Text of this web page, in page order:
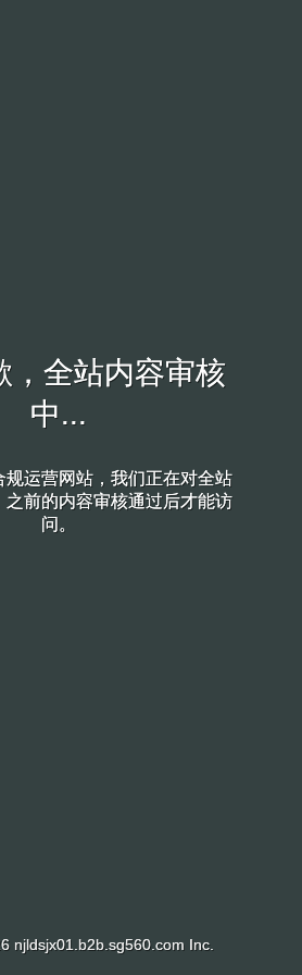
，全站内容审核
中...
规运营网站，我们正在对全站
之前的内容审核通过后才能访
问。
njldsjx01.b2b.sg560.com Inc.
，全站内容审核
中...
规运营网站，我们正在对全站
之前的内容审核通过后才能访
问。
njldsjx01.b2b.sg560.com Inc.